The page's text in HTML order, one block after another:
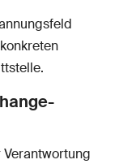
Verantwortung